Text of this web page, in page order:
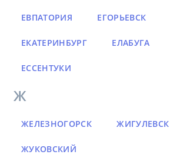
ЕВПАТОРИЯ ЕГОРЬЕВСК
ЕКАТЕРИНБУРГ ЕЛАБУГА
ЕССЕНТУКИ
Ж
ЖЕЛЕЗНОГОРСК ЖИГУЛЕВСК
ЖУКОВСКИЙ